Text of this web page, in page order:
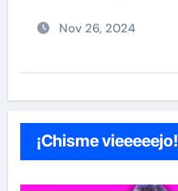
Nov 26, 2024
¡Chisme vieeeeejo!